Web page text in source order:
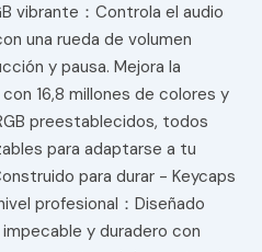
vibrante：Controla el audio
una rueda de volumen
y pausa. Mejora la
16,8 millones de colores y
preestablecidos, todos
para adaptarse a tu
para durar - Keycaps
profesional：Diseñado
y duradero con